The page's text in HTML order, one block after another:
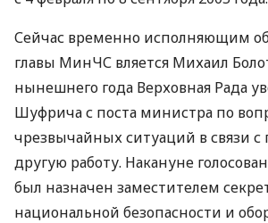
Сейчас временно исполняющим
главы МинЧС вляется Михаил
нынешнего года Верховная Рада
Шуфрича с поста министра по
чрезвычайных ситуаций в связи
другую работу. Накануне
был назначен заместителем
национальной безопасности и